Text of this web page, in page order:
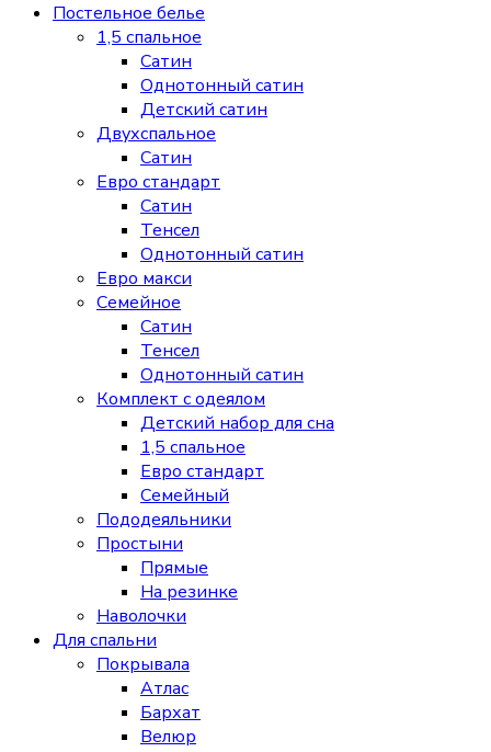
Постельное белье
1,5 спальное
Сатин
Однотонный сатин
Детский сатин
Двухспальное
Сатин
Евро стандарт
Сатин
Тенсел
Однотонный сатин
Евро макси
Семейное
Сатин
Тенсел
Однотонный сатин
Комплект с одеялом
Детский набор для сна
1,5 спальное
Евро стандарт
Семейный
Пододеяльники
Простыни
Прямые
На резинке
Наволочки
Для спальни
Покрывала
Атлас
Бархат
Велюр